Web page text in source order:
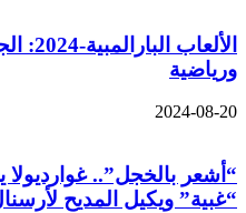
ورياضية
2024-08-20
“أشعر بالخجل”.. غوارديولا
“غبية” ويكيل المديح